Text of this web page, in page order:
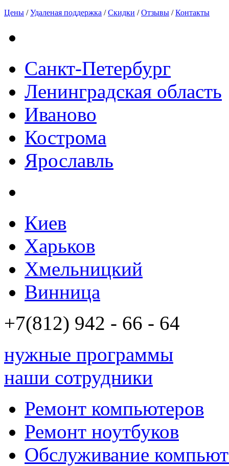
Цены /Удаленая поддержка /Скидки /Отзывы /Контакты
Санкт-Петербург
Ленинградская область
Иваново
Кострома
Ярославль
Киев
Харьков
Хмельницкий
Винница
+7(812) 942 - 66 - 64
нужные программы
наши сотрудники
Ремонт компьютеров
Ремонт ноутбуков
Обслуживание